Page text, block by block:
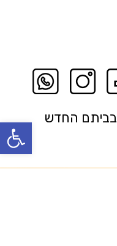
פתח
בביתם החדש